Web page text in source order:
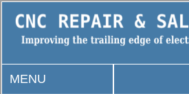
MENU